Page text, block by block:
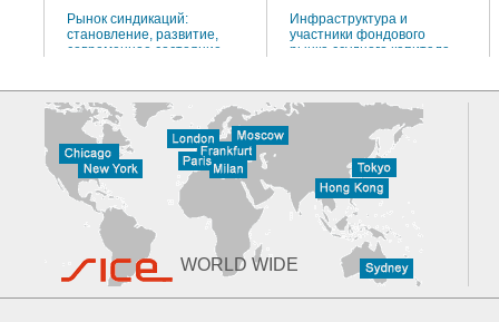
Рынок синдикаций:
становление, развитие,
современное состояние
Инфраструктура и
участники фондового
рынка ссудного капитала
WORLD WIDE